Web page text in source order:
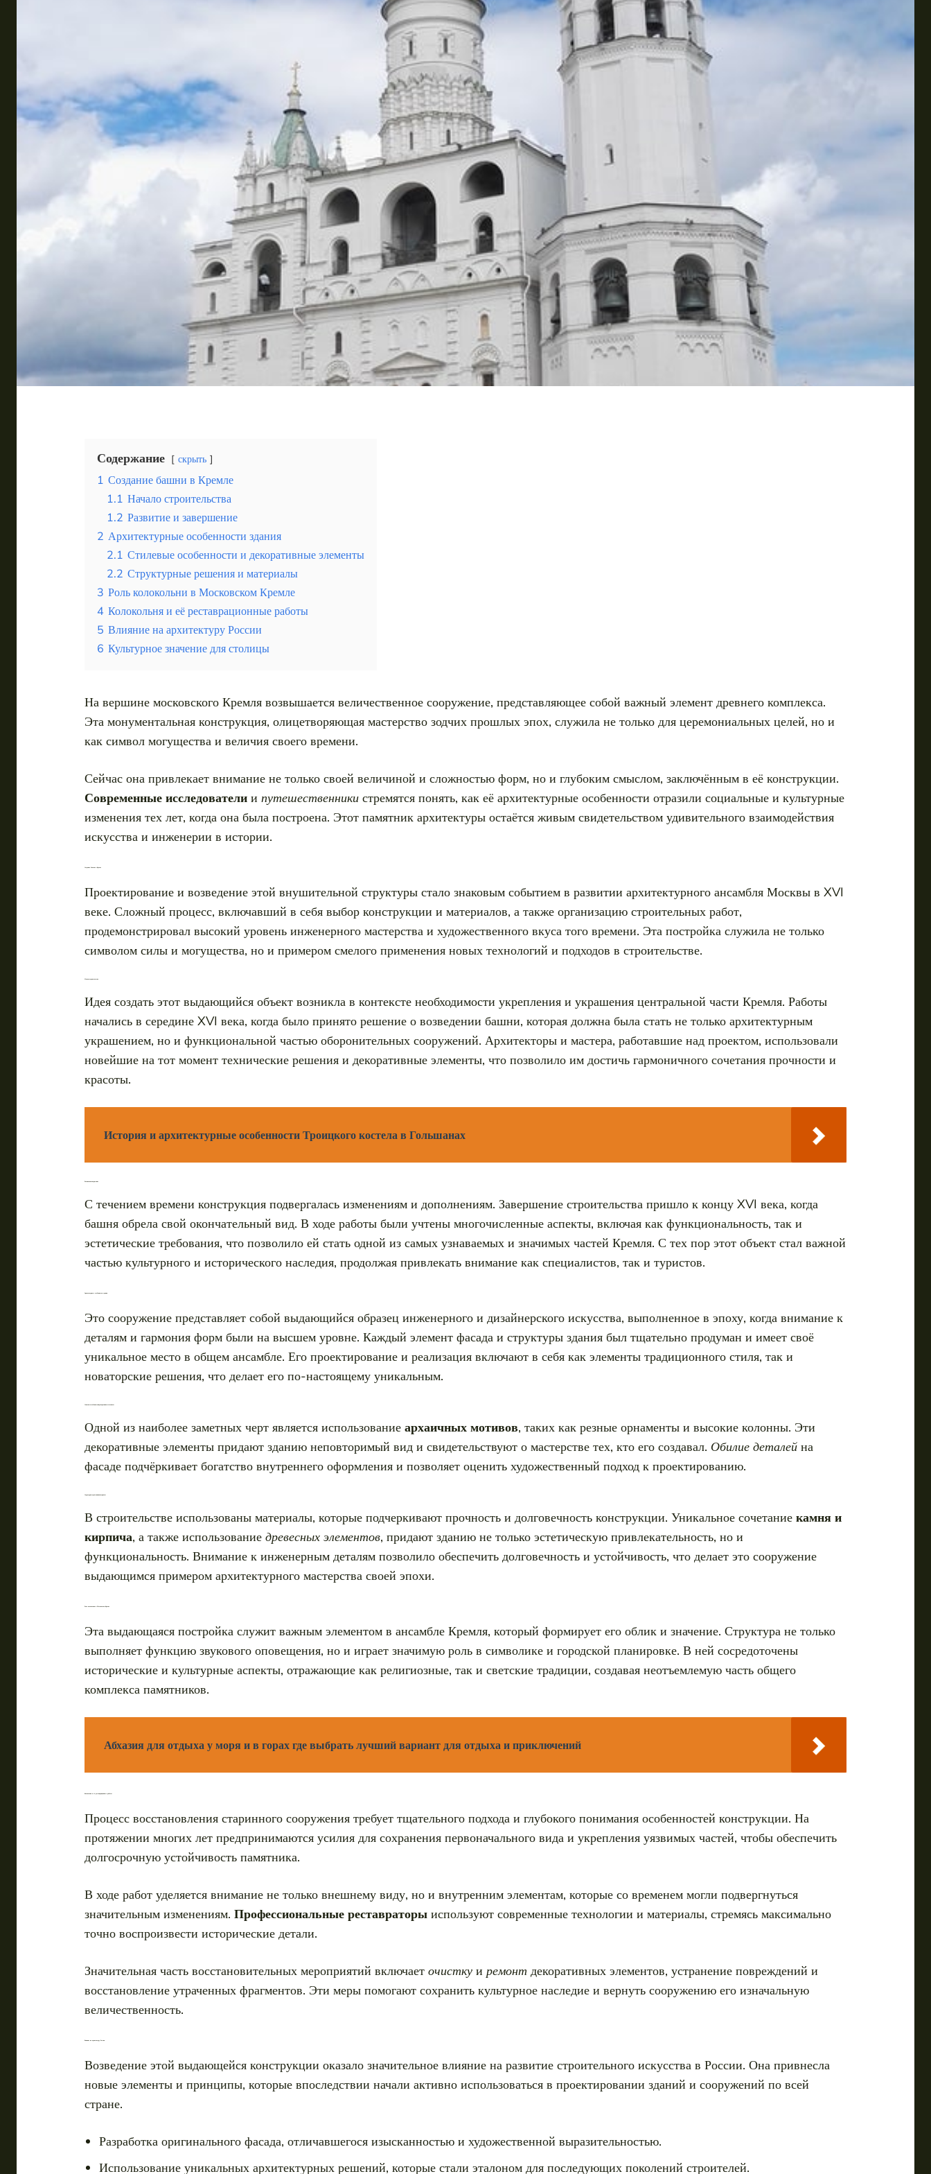
Анапа
Алтай
Кавказские Минеральные Воды
Калининград
Шри-Ланка
Море
История и архитектурные особенности костела Святого Антония в Червенске
Содержание скрыть
1 Создание башни в Кремле
1.1 Начало строительства
1.2 Развитие и завершение
2 Архитектурные особенности здания
2.1 Стилевые особенности и декоративные элементы
2.2 Структурные решения и материалы
3 Роль колокольни в Московском Кремле
4 Колокольня и её реставрационные работы
5 Влияние на архитектуру России
6 Культурное значение для столицы
На вершине московского Кремля возвышается величественное сооружение, представляющее собой важный элемент древнего комплекса.
Эта монументальная конструкция, олицетворяющая мастерство зодчих прошлых эпох, служила не только для церемониальных целей, но и
как символ могущества и величия своего времени.
Сейчас она привлекает внимание не только своей величиной и сложностью форм, но и глубоким смыслом, заключённым в её конструкции.
Современные исследователи и путешественники стремятся понять, как её архитектурные особенности отразили социальные и культурные
изменения тех лет, когда она была построена. Этот памятник архитектуры остаётся живым свидетельством удивительного взаимодействия
искусства и инженерии в истории.
Создание башни в Кремле
Проектирование и возведение этой внушительной структуры стало знаковым событием в развитии архитектурного ансамбля Москвы в XVI
веке. Сложный процесс, включавший в себя выбор конструкции и материалов, а также организацию строительных работ,
продемонстрировал высокий уровень инженерного мастерства и художественного вкуса того времени. Эта постройка служила не только
символом силы и могущества, но и примером смелого применения новых технологий и подходов в строительстве.
Начало строительства
Идея создать этот выдающийся объект возникла в контексте необходимости укрепления и украшения центральной части Кремля. Работы
начались в середине XVI века, когда было принято решение о возведении башни, которая должна была стать не только архитектурным
украшением, но и функциональной частью оборонительных сооружений. Архитекторы и мастера, работавшие над проектом, использовали
новейшие на тот момент технические решения и декоративные элементы, что позволило им достичь гармоничного сочетания прочности и
красоты.
История и архитектурные особенности Троицкого костела в Гольшанах
Развитие и завершение
С течением времени конструкция подвергалась изменениям и дополнениям. Завершение строительства пришло к концу XVI века, когда
башня обрела свой окончательный вид. В ходе работы были учтены многочисленные аспекты, включая как функциональность, так и
эстетические требования, что позволило ей стать одной из самых узнаваемых и значимых частей Кремля. С тех пор этот объект стал важной
частью культурного и исторического наследия, продолжая привлекать внимание как специалистов, так и туристов.
Архитектурные особенности здания
Это сооружение представляет собой выдающийся образец инженерного и дизайнерского искусства, выполненное в эпоху, когда внимание к
деталям и гармония форм были на высшем уровне. Каждый элемент фасада и структуры здания был тщательно продуман и имеет своё
уникальное место в общем ансамбле. Его проектирование и реализация включают в себя как элементы традиционного стиля, так и
новаторские решения, что делает его по-настоящему уникальным.
Стилевые особенности и декоративные элементы
Одной из наиболее заметных черт является использование архаичных мотивов, таких как резные орнаменты и высокие колонны. Эти
декоративные элементы придают зданию неповторимый вид и свидетельствуют о мастерстве тех, кто его создавал. Обилие деталей на
фасаде подчёркивает богатство внутреннего оформления и позволяет оценить художественный подход к проектированию.
Структурные решения и материалы
В строительстве использованы материалы, которые подчеркивают прочность и долговечность конструкции. Уникальное сочетание камня и
кирпича, а также использование древесных элементов, придают зданию не только эстетическую привлекательность, но и
функциональность. Внимание к инженерным деталям позволило обеспечить долговечность и устойчивость, что делает это сооружение
выдающимся примером архитектурного мастерства своей эпохи.
Роль колокольни в Московском Кремле
Эта выдающаяся постройка служит важным элементом в ансамбле Кремля, который формирует его облик и значение. Структура не только
выполняет функцию звукового оповещения, но и играет значимую роль в символике и городской планировке. В ней сосредоточены
исторические и культурные аспекты, отражающие как религиозные, так и светские традиции, создавая неотъемлемую часть общего
комплекса памятников.
Абхазия для отдыха у моря и в горах где выбрать лучший вариант для отдыха и приключений
Колокольня и её реставрационные работы
Процесс восстановления старинного сооружения требует тщательного подхода и глубокого понимания особенностей конструкции. На
протяжении многих лет предпринимаются усилия для сохранения первоначального вида и укрепления уязвимых частей, чтобы обеспечить
долгосрочную устойчивость памятника.
В ходе работ уделяется внимание не только внешнему виду, но и внутренним элементам, которые со временем могли подвергнуться
значительным изменениям. Профессиональные реставраторы используют современные технологии и материалы, стремясь максимально
точно воспроизвести исторические детали.
Значительная часть восстановительных мероприятий включает очистку и ремонт декоративных элементов, устранение повреждений и
восстановление утраченных фрагментов. Эти меры помогают сохранить культурное наследие и вернуть сооружению его изначальную
величественность.
Влияние на архитектуру России
Возведение этой выдающейся конструкции оказало значительное влияние на развитие строительного искусства в России. Она привнесла
новые элементы и принципы, которые впоследствии начали активно использоваться в проектировании зданий и сооружений по всей
стране.
Разработка оригинального фасада, отличавшегося изысканностью и художественной выразительностью.
Использование уникальных архитектурных решений, которые стали эталоном для последующих поколений строителей.